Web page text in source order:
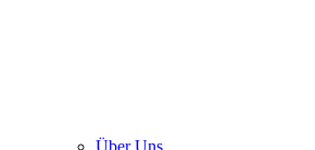
Über Uns